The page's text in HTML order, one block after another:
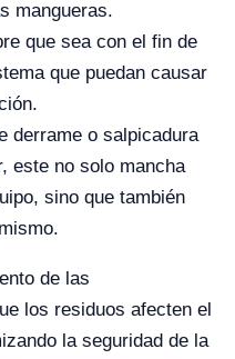
mangueras.
que sea con el fin de
que puedan causar
derrame o salpicadura
este no solo mancha
sino que también
de las
los residuos afecten el
la seguridad de la